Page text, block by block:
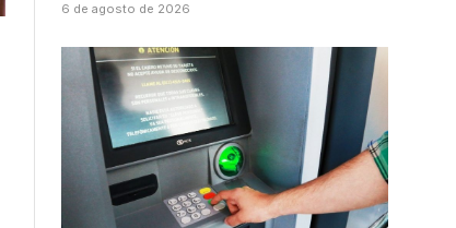
6 de agosto de 2026